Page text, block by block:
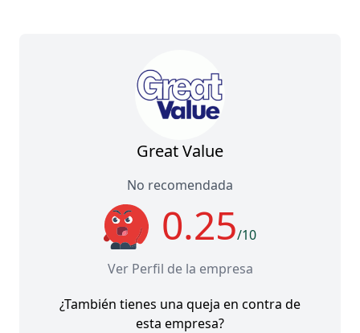
Great Value
No recomendada
0.25/10
Ver Perfil de la empresa
¿También tienes una queja en contra de
esta empresa?